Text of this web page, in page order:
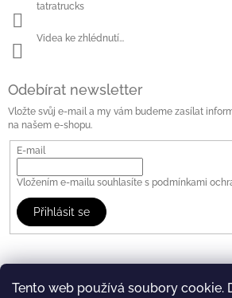
Tento web používá soubory cookie.
tatratrucks
Videa ke zhlédnutí...
Odebírat newsletter
Vložte svůj e-mail a my vám budeme zasílat
na našem e-shopu.
E-mail
Vložením e-mailu souhlasíte s podmínkami
Přihlásit se